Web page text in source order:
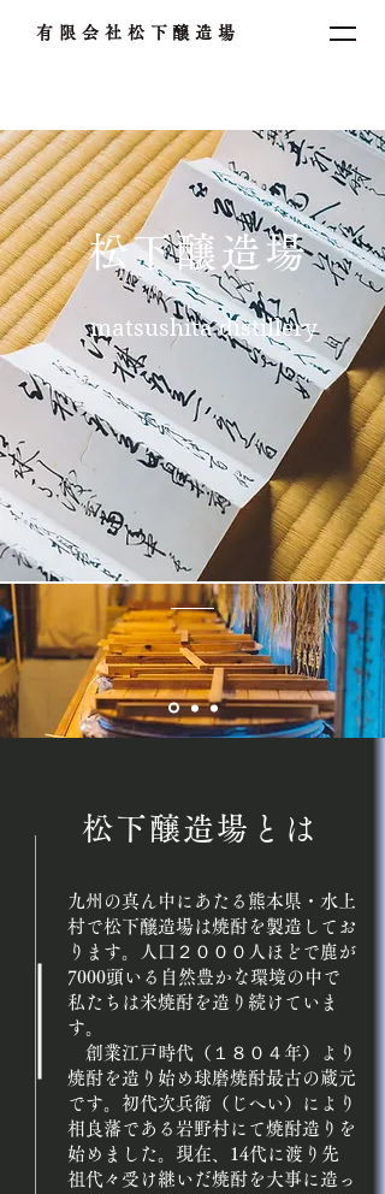
有限会社松下醸造場
松下醸造場
matsushita distillery
松下醸造場とは
九州の真ん中にあたる熊本県・水上
村で松下醸造場は焼酎を製造してお
ります。人口２０００人ほどで鹿が
7000頭いる自然豊かな環境の中で
私たちは米焼酎を造り続けていま
す。
創業江戸時代（１８０４年）より
焼酎を造り始め球磨焼酎最古の蔵元
です。初代次兵衛（じへい）により
相良藩である岩野村にて焼酎造りを
始めました。現在、14代に渡り先
祖代々受け継いだ焼酎を大事に造っ